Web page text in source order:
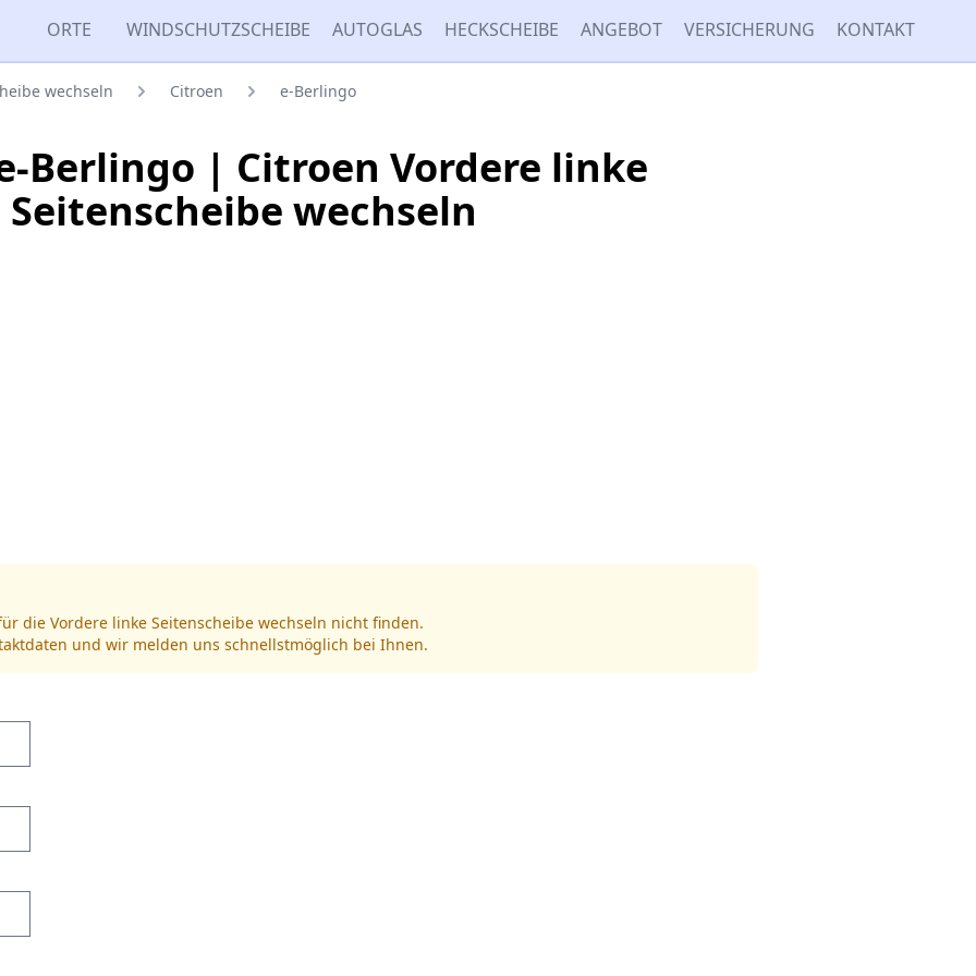
ORTE WINDSCHUTZSCHEIBE AUTOGLAS HECKSCHEIBE ANGEBOT VERSICHERUNG KONTAKT
wechseln Citroen e-Berlingo
Berlingo | Citroen Vordere linke
Seitenscheibe wechseln
die Vordere linke Seitenscheibe wechseln nicht finden.
und wir melden uns schnellstmöglich bei Ihnen.